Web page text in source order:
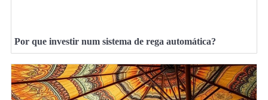
Por que investir num sistema de rega automática?